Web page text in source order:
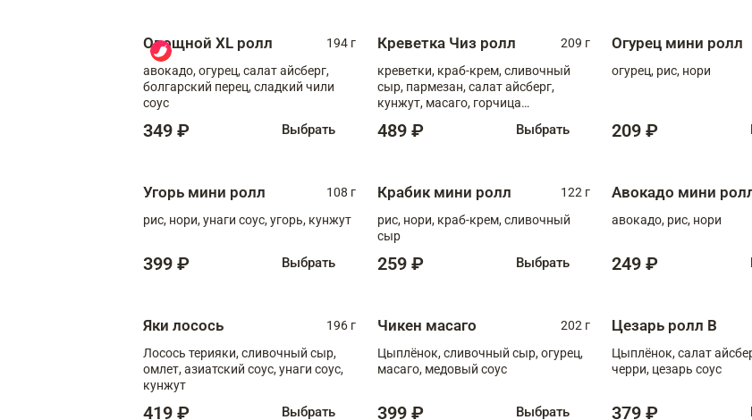
Овощной XL ролл
194 г
авокадо, огурец, салат айсберг,
болгарский перец, сладкий чили
соус
349 ₽ Выбрать
Креветка Чиз ролл
209 г
креветки, краб-крем, сливочный
сыр, пармезан, салат айсберг,
кунжут, масаго, горчица
489 ₽ Выбрать
Огурец мини ролл
огурец, рис, нори
209 ₽
Угорь мини ролл
108 г
рис, нори, унаги соус, угорь, кунжут
399 ₽ Выбрать
Крабик мини ролл
122 г
рис, нори, краб-крем, сливочный
сыр
259 ₽ Выбрать
Авокадо мини
авокадо, рис, нори
249 ₽
Яки лосось
196 г
Лосось терияки, сливочный сыр,
омлет, азиатский соус, унаги соус,
кунжут
419 ₽ Выбрать
Чикен масаго
202 г
Цыплёнок, сливочный сыр, огурец,
масаго, медовый соус
399 ₽ Выбрать
Цезарь ролл В
Цыплёнок, салат
черри, цезарь соус
379 ₽